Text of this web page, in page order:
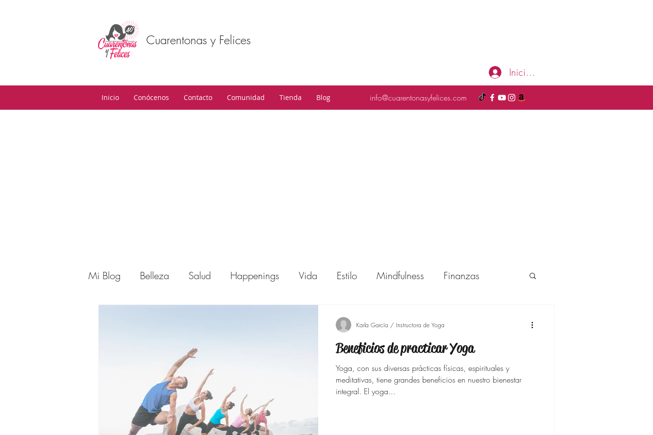
Cuarentonas y Felices
Iniciar sesión
Inicio Conócenos Contacto Comunidad Tienda Blog info@cuarentonasyfelices.com
Mi Blog Belleza Salud Happenings Vida Estilo Mindfulness Finanzas
Familia
Outfits 40 años y mas Moda para Señoras
Asesora de Moda Relaciones Outfits SHEIN 40 años y más
Cabello Mujeres de 40 Años y Más Vestidos de Verano Para Mujeres de
Beneficios de practicar Yoga
Yoga, con sus diversas prácticas físicas, espirituales y
meditativas, tiene grandes beneficios en nuestro bienestar
integral. El yoga...
Karla García / Instructora de Yoga